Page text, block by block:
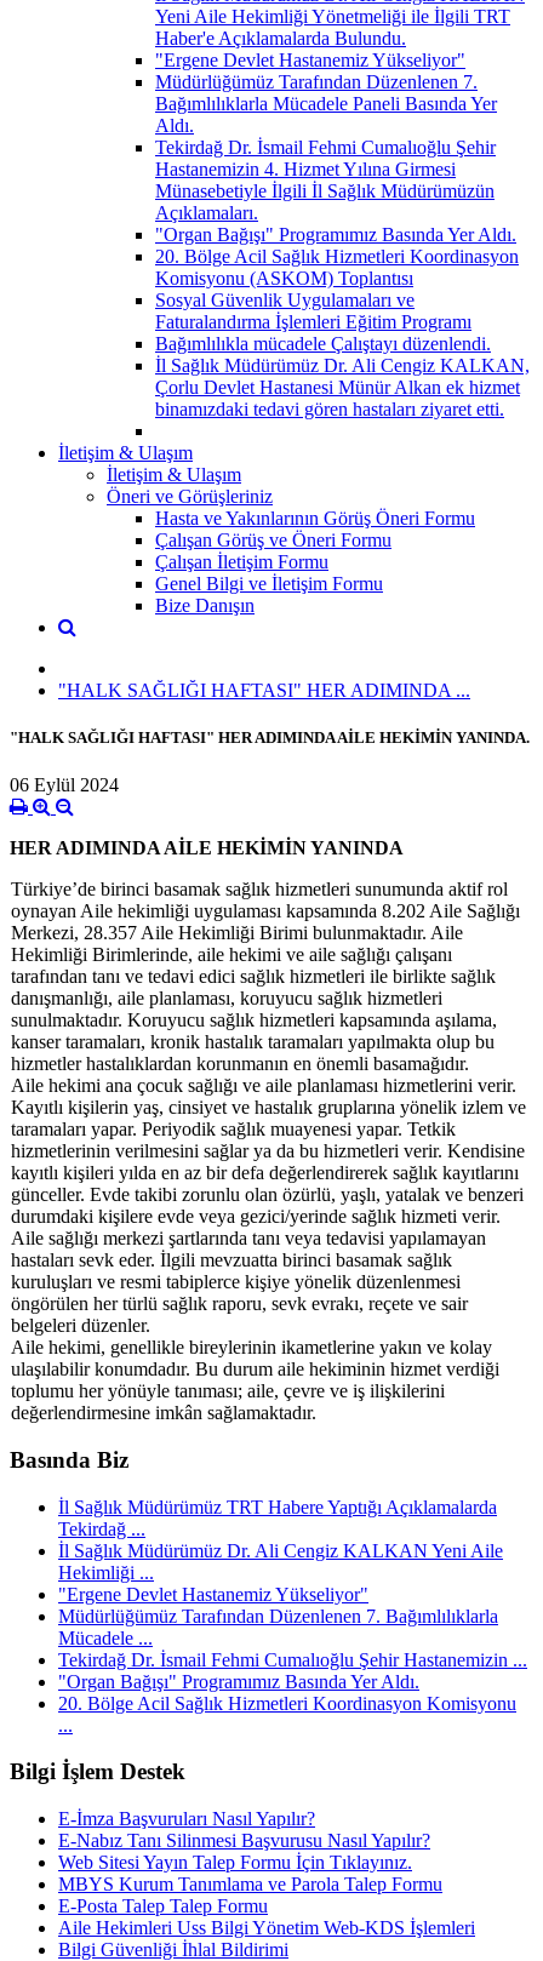
Yeni Aile Hekimliği Yönetmeliği ile İlgili TRT
Haber'e Açıklamalarda Bulundu.
"Ergene Devlet Hastanemiz Yükseliyor"
Müdürlüğümüz Tarafından Düzenlenen 7.
Bağımlılıklarla Mücadele Paneli Basında Yer
Aldı.
Tekirdağ Dr. İsmail Fehmi Cumalıoğlu Şehir
Hastanemizin 4. Hizmet Yılına Girmesi
Münasebetiyle İlgili İl Sağlık Müdürümüzün
Açıklamaları.
"Organ Bağışı" Programımız Basında Yer Aldı.
20. Bölge Acil Sağlık Hizmetleri Koordinasyon
Komisyonu (ASKOM) Toplantısı
Sosyal Güvenlik Uygulamaları ve
Faturalandırma İşlemleri Eğitim Programı
Bağımlılıkla mücadele Çalıştayı düzenlendi.
İl Sağlık Müdürümüz Dr. Ali Cengiz KALKAN,
Çorlu Devlet Hastanesi Münür Alkan ek hizmet
binamızdaki tedavi gören hastaları ziyaret etti.
İletişim & Ulaşım
İletişim & Ulaşım
Öneri ve Görüşleriniz
Hasta ve Yakınlarının Görüş Öneri Formu
Çalışan Görüş ve Öneri Formu
Çalışan İletişim Formu
Genel Bilgi ve İletişim Formu
Bize Danışın
"HALK SAĞLIĞI HAFTASI" HER ADIMINDA ...
"HALK SAĞLIĞI HAFTASI" HER ADIMINDA AİLE HEKİMİN YANINDA.
06 Eylül 2024
HER ADIMINDA AİLE HEKİMİN YANINDA
Türkiye’de birinci basamak sağlık hizmetleri sunumunda aktif rol
oynayan Aile hekimliği uygulaması kapsamında 8.202 Aile Sağlığı
Merkezi, 28.357 Aile Hekimliği Birimi bulunmaktadır. Aile
Hekimliği Birimlerinde, aile hekimi ve aile sağlığı çalışanı
tarafından tanı ve tedavi edici sağlık hizmetleri ile birlikte sağlık
danışmanlığı, aile planlaması, koruyucu sağlık hizmetleri
sunulmaktadır. Koruyucu sağlık hizmetleri kapsamında aşılama,
kanser taramaları, kronik hastalık taramaları yapılmakta olup bu
hizmetler hastalıklardan korunmanın en önemli basamağıdır.
Aile hekimi ana çocuk sağlığı ve aile planlaması hizmetlerini verir.
Kayıtlı kişilerin yaş, cinsiyet ve hastalık gruplarına yönelik izlem ve
taramaları yapar. Periyodik sağlık muayenesi yapar. Tetkik
hizmetlerinin verilmesini sağlar ya da bu hizmetleri verir. Kendisine
kayıtlı kişileri yılda en az bir defa değerlendirerek sağlık kayıtlarını
günceller. Evde takibi zorunlu olan özürlü, yaşlı, yatalak ve benzeri
durumdaki kişilere evde veya gezici/yerinde sağlık hizmeti verir.
Aile sağlığı merkezi şartlarında tanı veya tedavisi yapılamayan
hastaları sevk eder. İlgili mevzuatta birinci basamak sağlık
kuruluşları ve resmi tabiplerce kişiye yönelik düzenlenmesi
öngörülen her türlü sağlık raporu, sevk evrakı, reçete ve sair
belgeleri düzenler.
Aile hekimi, genellikle bireylerinin ikametlerine yakın ve kolay
ulaşılabilir konumdadır. Bu durum aile hekiminin hizmet verdiği
toplumu her yönüyle tanıması; aile, çevre ve iş ilişkilerini
değerlendirmesine imkân sağlamaktadır.
Basında Biz
İl Sağlık Müdürümüz TRT Habere Yaptığı Açıklamalarda
Tekirdağ ...
İl Sağlık Müdürümüz Dr. Ali Cengiz KALKAN Yeni Aile
Hekimliği ...
"Ergene Devlet Hastanemiz Yükseliyor"
Müdürlüğümüz Tarafından Düzenlenen 7. Bağımlılıklarla
Mücadele ...
Tekirdağ Dr. İsmail Fehmi Cumalıoğlu Şehir Hastanemizin ...
"Organ Bağışı" Programımız Basında Yer Aldı.
20. Bölge Acil Sağlık Hizmetleri Koordinasyon Komisyonu
...
Bilgi İşlem Destek
E-İmza Başvuruları Nasıl Yapılır?
E-Nabız Tanı Silinmesi Başvurusu Nasıl Yapılır?
Web Sitesi Yayın Talep Formu İçin Tıklayınız.
MBYS Kurum Tanımlama ve Parola Talep Formu
E-Posta Talep Talep Formu
Aile Hekimleri Uss Bilgi Yönetim Web-KDS İşlemleri
Bilgi Güvenliği İhlal Bildirimi